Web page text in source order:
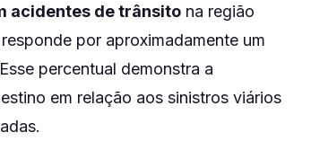
acidentes de trânsito na região
por aproximadamente um
percentual demonstra a
em relação aos sinistros viários